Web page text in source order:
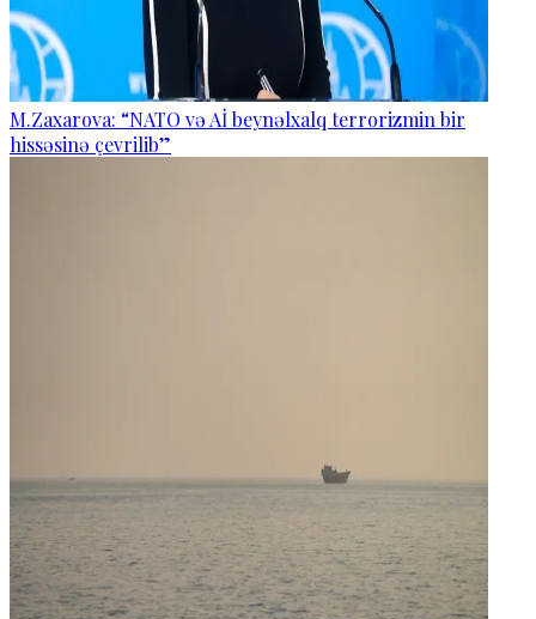
M.Zaxarova: “NATO və Aİ beynəlxalq terrorizmin bir
hissəsinə çevrilib”